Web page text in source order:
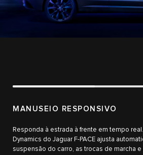
MANUSEIO RESPONSIVO
Responda à estrada à frente em tempo
Dynamics do Jaguar F-PACE ajusta
suspensão do carro, as trocas de marcha e